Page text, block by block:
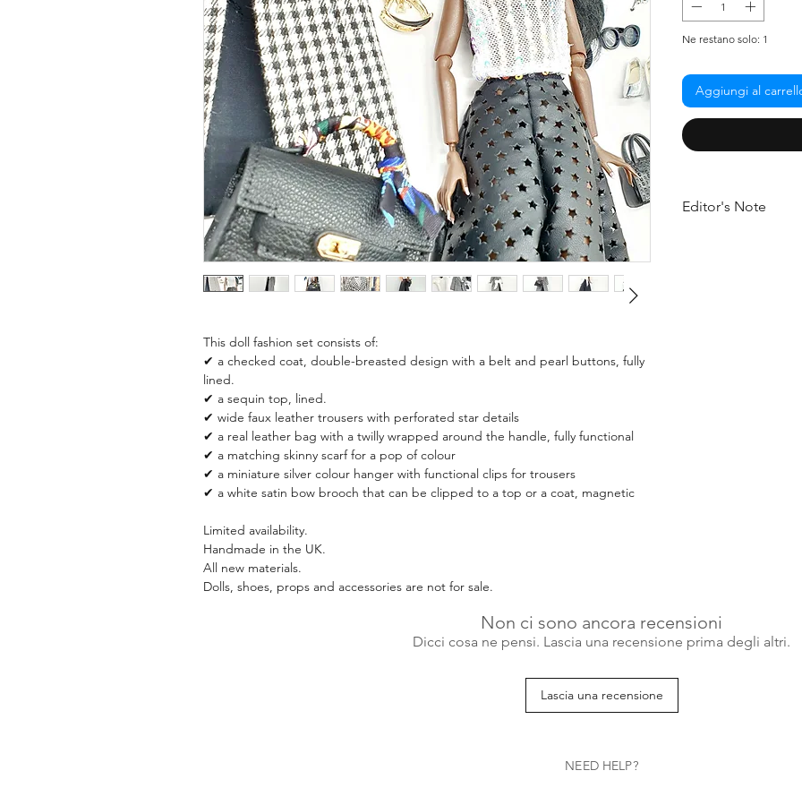
This doll fashion set consists of:
✔ a checked coat, double-breasted design with a belt and pearl buttons, fully
lined.
✔ a sequin top, lined.
✔ wide faux leather trousers with perforated star details
✔ a real leather bag with a twilly wrapped around the handle, fully functional
✔ a matching skinny scarf for a pop of colour
✔ a miniature silver colour hanger with functional clips for trousers
✔ a white satin bow brooch that can be clipped to a top or a coat, magnetic
Limited availability.
Handmade in the UK.
All new materials.
Dolls, shoes, props and accessories are not for sale.
Ne restano solo: 1
Aggiungi al
Editor's Note
Non ci sono ancora recensioni
Dicci cosa ne pensi. Lascia una recensione prima degli altri.
Lascia una recensione
NEED HELP?